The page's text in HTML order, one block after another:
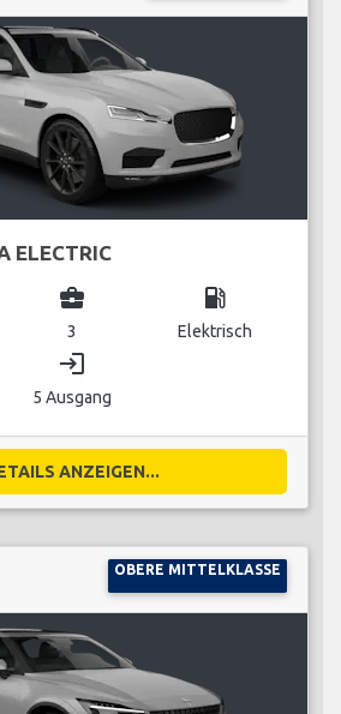
ELECTRIC
business_center
3
local_gas_station
Elektrisch
login
5 Ausgang
ANZEIGEN...
OBERE MITTELKLASSE